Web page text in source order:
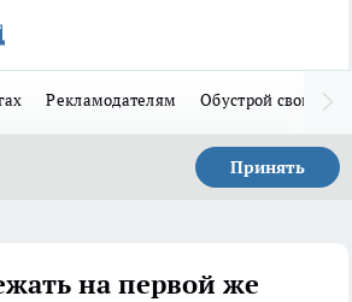
Рекламодателям Обустрой свой дом
Принять
на первой же